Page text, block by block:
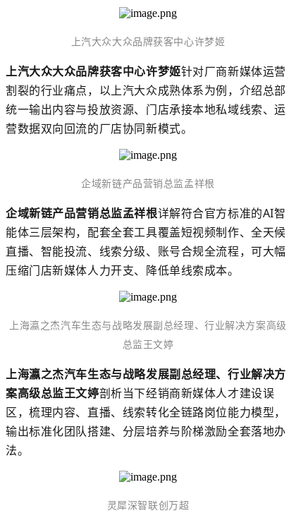
上汽大众大众品牌获客中心许梦姬
上汽大众大众品牌获客中心许梦姬针对厂商新媒体运营
割裂的行业痛点，以上汽大众成熟体系为例，介绍总部
统一输出内容与投放资源、门店承接本地私域线索、运
营数据双向回流的厂店协同新模式。
企域新链产品营销总监孟祥根
企域新链产品营销总监孟祥根详解符合官方标准的AI智
能体三层架构，配套全套工具覆盖短视频制作、全天候
直播、智能投流、线索分级、账号合规全流程，可大幅
压缩门店新媒体人力开支、降低单线索成本。
上海瀛之杰汽车生态与战略发展副总经理、行业解决方案高级
总监王文婷
上海瀛之杰汽车生态与战略发展副总经理、行业解决方
案高级总监王文婷剖析当下经销商新媒体人才建设误
区，梳理内容、直播、线索转化全链路岗位能力模型，
输出标准化团队搭建、分层培养与阶梯激励全套落地办
法。
灵犀深智联创万超